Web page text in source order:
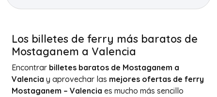
Los billetes de ferry más baratos de
Mostaganem a Valencia
Encontrar billetes baratos de Mostaganem a
Valencia y aprovechar las mejores ofertas de ferry
Mostaganem – Valencia es mucho más sencillo